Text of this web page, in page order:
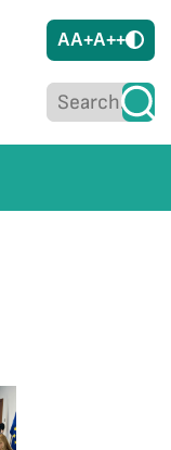
AA+A++